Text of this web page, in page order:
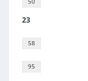
23
58
95